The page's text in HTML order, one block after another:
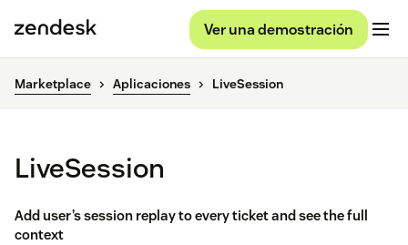
Ver una demostración
Marketplace Aplicaciones LiveSession
LiveSession
Add user’s session replay to every ticket and see the full
context